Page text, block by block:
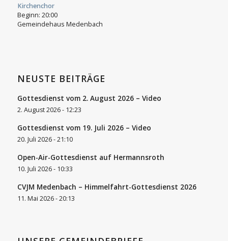
Kirchenchor
Beginn: 20:00
Gemeindehaus Medenbach
NEUSTE BEITRÄGE
Gottesdienst vom 2. August 2026 – Video
2. August 2026 - 12:23
Gottesdienst vom 19. Juli 2026 – Video
20. Juli 2026 - 21:10
Open-Air-Gottesdienst auf Hermannsroth
10. Juli 2026 - 10:33
CVJM Medenbach – Himmelfahrt-Gottesdienst 2026
11. Mai 2026 - 20:13